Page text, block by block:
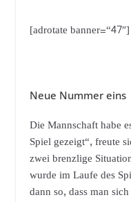
[adrotate banner=“47″]
Neue Nummer eins
Die Mannschaft habe
Spiel gezeigt“, freute
zwei brenzlige
wurde im Laufe des
dann so, dass man